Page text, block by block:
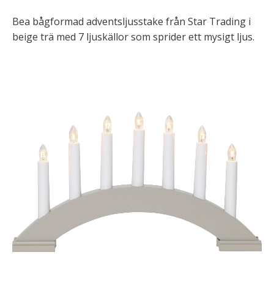
Bea bågformad adventsljusstake från Star Trading i
beige trä med 7 ljuskällor som sprider ett mysigt ljus.